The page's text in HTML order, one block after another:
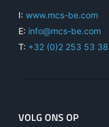
I: www.mcs-be.com
E: info@mcs-be.com
T: +32 (0)2 253 53 38
VOLG ONS OP